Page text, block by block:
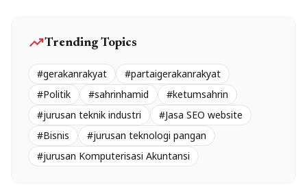
trending_upTrending Topics
#gerakanrakyat
#partaigerakanrakyat
#Politik
#sahrinhamid
#ketumsahrin
#jurusan teknik industri
#Jasa SEO website
#Bisnis
#jurusan teknologi pangan
#jurusan Komputerisasi Akuntansi